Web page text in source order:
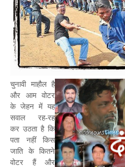
चुनावी माहौल है
और आम वोटर
के जेहन में यह
सवाल रह-रह
कर उठता है कि
पता नहीं किस
जाति के कितने
वोटर हैं और